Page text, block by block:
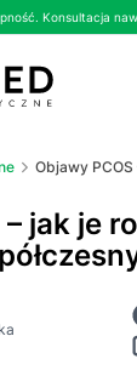
Konsultacja
Objawy
jak je